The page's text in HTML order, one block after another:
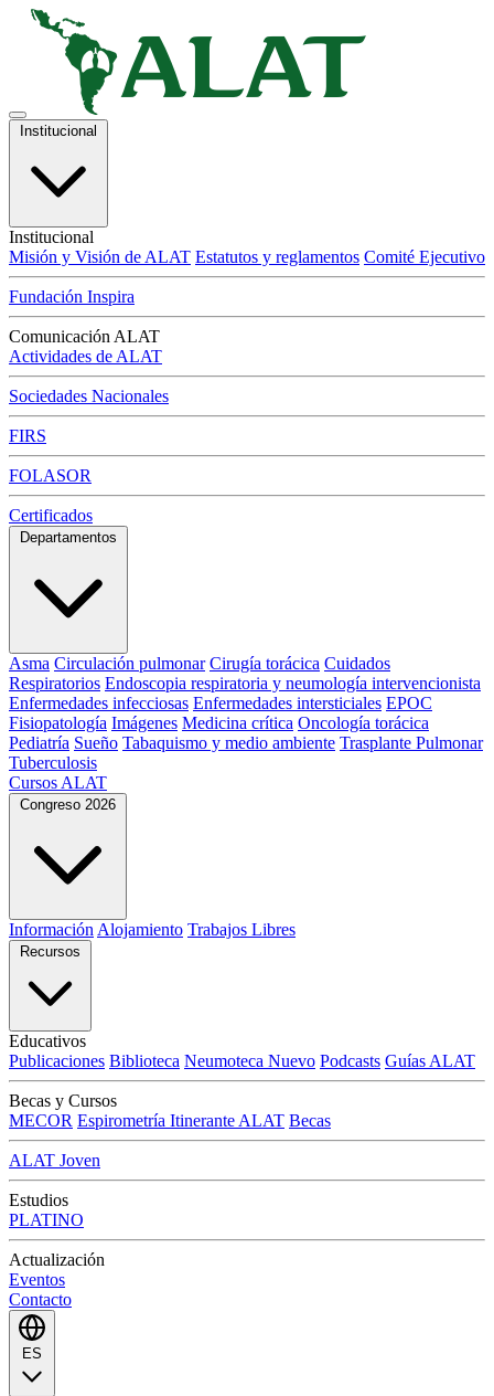
Institucional
Institucional
Misión y Visión de ALAT Estatutos y reglamentos Comité Ejecutivo
Fundación Inspira
Comunicación ALAT
Actividades de ALAT
Sociedades Nacionales
FIRS
FOLASOR
Certificados
Departamentos
Asma Circulación pulmonar Cirugía torácica Cuidados
Respiratorios Endoscopia respiratoria y neumología intervencionista
Enfermedades infecciosas Enfermedades intersticiales EPOC
Fisiopatología Imágenes Medicina crítica Oncología torácica
Pediatría Sueño Tabaquismo y medio ambiente Trasplante Pulmonar
Tuberculosis
Cursos ALAT
Congreso 2026
Información Alojamiento Trabajos Libres
Recursos
Educativos
Publicaciones Biblioteca Neumoteca Nuevo Podcasts Guías ALAT
Becas y Cursos
MECOR Espirometría Itinerante ALAT Becas
ALAT Joven
Estudios
PLATINO
Actualización
Eventos
Contacto
ES